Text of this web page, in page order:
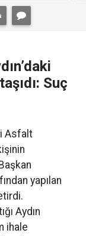
Suç
Asfalt
yapılan
Aydın
ihale